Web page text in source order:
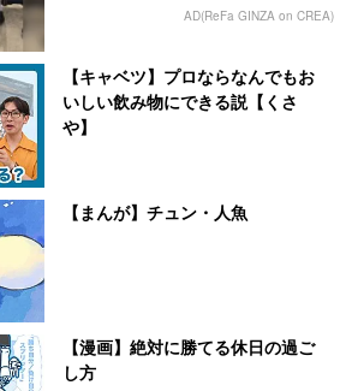
AD(ReFa GINZA on CREA)
【キャベツ】プロならなんでもお
いしい飲み物にできる説【くさ
や】
【まんが】チュン・人魚
【漫画】絶対に勝てる休日の過ご
し方